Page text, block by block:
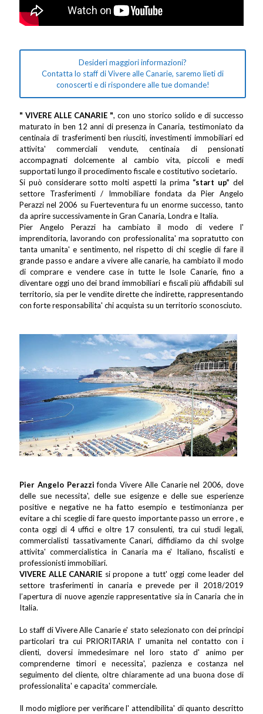
Desideri maggiori informazioni?
Contatta lo staff di Vivere alle Canarie, saremo lieti di
conoscerti e di rispondere alle tue domande!
" VIVERE ALLE CANARIE ", con uno storico solido e di successo
maturato in ben 12 anni di presenza in Canaria, testimoniato da
centinaia di trasferimenti ben riusciti, investimenti immobiliari ed
attivita' commerciali vendute, centinaia di pensionati
accompagnati dolcemente al cambio vita, piccoli e medi
supportati lungo il procedimento fiscale e costitutivo societario.
Si può considerare sotto molti aspetti la prima “start up” del
settore Trasferimenti / Immobiliare fondata da Pier Angelo
Perazzi nel 2006 su Fuerteventura fu un enorme successo, tanto
da aprire successivamente in Gran Canaria, Londra e Italia.
Pier Angelo Perazzi ha cambiato il modo di vedere l'
imprenditoria, lavorando con professionalita' ma sopratutto con
tanta umanita' e sentimento, nel rispetto di chi sceglie di fare il
grande passo e andare a vivere alle canarie, ha cambiato il modo
di comprare e vendere case in tutte le Isole Canarie, fino a
diventare oggi uno dei brand immobiliari e fiscali più affidabili sul
territorio, sia per le vendite dirette che indirette, rappresentando
con forte responsabilita' chi acquista su un territorio sconosciuto.
Pier Angelo Perazzi fonda Vivere Alle Canarie nel 2006, dove
delle sue necessita', delle sue esigenze e delle sue esperienze
positive e negative ne ha fatto esempio e testimonianza per
evitare a chi sceglie di fare questo importante passo un errore , e
conta oggi di 4 uffici e oltre 17 consulenti, tra cui studi legali,
commercialisti tassativamente Canari, diffidiamo da chi svolge
attivita' commercialistica in Canaria ma e' Italiano, fiscalisti e
professionisti immobiliari.
VIVERE ALLE CANARIE si propone a tutt' oggi come leader del
settore trasferimenti in canaria e prevede per il 2018/2019
l’apertura di nuove agenzie rappresentative sia in Canaria che in
Italia.
Lo staff di Vivere Alle Canarie e' stato selezionato con dei principi
particolari tra cui PRIORITARIA l' umanita nel contatto con i
clienti, doversi immedesimare nel loro stato d' animo per
comprenderne timori e necessita', pazienza e costanza nel
seguimento del cliente, oltre chiaramente ad una buona dose di
professionalita' e capacita' commerciale.
Il modo migliore per verificare l' attendibilita' di quanto descritto